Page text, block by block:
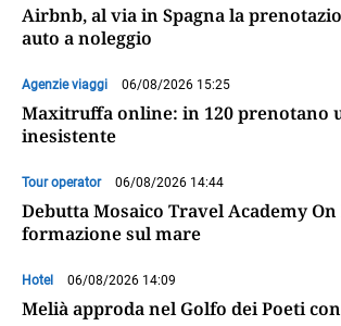
Airbnb, al via in Spagna la
auto a noleggio
Agenzie viaggi 06/08/2026 15:25
Maxitruffa online: in 120 prenotano
inesistente
Tour operator 06/08/2026 14:44
Debutta Mosaico Travel Academy
formazione sul mare
Hotel 06/08/2026 14:09
Melià approda nel Golfo dei Poeti con